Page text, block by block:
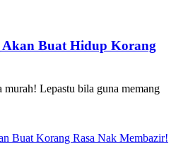
Akan Buat Hidup Korang
murah! Lepastu bila guna memang